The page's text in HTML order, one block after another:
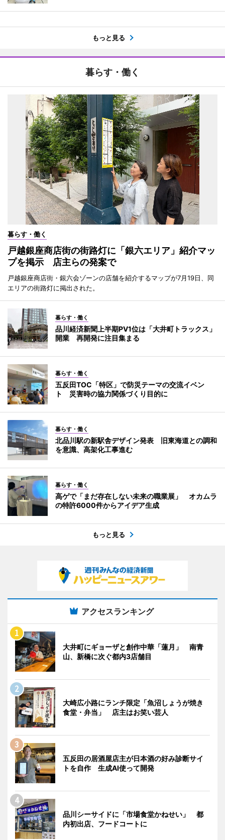
もっと見る
暮らす・働く
暮らす・働く
戸越銀座商店街の街路灯に「銀六エリア」紹介マッ
プを掲示 店主らの発案で
戸越銀座商店街・銀六会ゾーンの店舗を紹介するマップが7月19日、同
エリアの街路灯に掲出された。
暮らす・働く
品川経済新聞上半期PV1位は「大井町トラックス」
開業 再開発に注目集まる
暮らす・働く
五反田TOC「特区」で防災テーマの交流イベン
ト 災害時の協力関係づくり目的に
暮らす・働く
北品川駅の新駅舎デザイン発表 旧東海道との調和
を意識、高架化工事進む
暮らす・働く
高ゲで「まだ存在しない未来の職業展」 オカムラ
の特許6000件からアイデア生成
もっと見る
アクセスランキング
大井町にギョーザと創作中華「蓮月」 南青
山、新橋に次ぐ都内3店舗目
大崎広小路にランチ限定「魚沼しょうが焼き
食堂・弁当」 店主はお笑い芸人
五反田の居酒屋店主が日本酒の好み診断サイ
トを自作 生成AI使って開発
品川シーサイドに「市場食堂かねせい」 都
内初出店、フードコートに